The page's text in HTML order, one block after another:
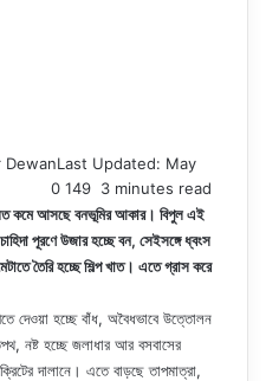
DewanLast Updated: May
0 149 3 minutes read
কমে আসছে বনভূমির আকার। বিপুল এই
পূরণে উজার হচ্ছে বন, সেইসঙ্গে ধ্বংস
তৈরি হচ্ছে শিল্প খাত। এতে গ্রাস করে
দেওয়া হচ্ছে বাঁধ, অবৈধভাবে উত্তোলন
নষ্ট হচ্ছে জলাধার আর বসবাসের
দালানে। এতে বাড়ছে তাপমাত্রা,